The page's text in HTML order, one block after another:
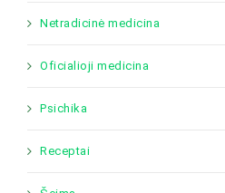
Netradicinė medicina
Oficialioji medicina
Psichika
Receptai